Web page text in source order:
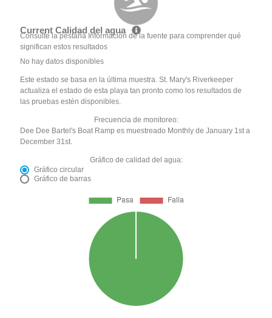
Current Calidad del agua
Consulte la pestaña Información de la fuente para comprender qué
significan estos resultados
No hay datos disponibles
Este estado se basa en la última muestra. St. Mary's Riverkeeper
actualiza el estado de esta playa tan pronto como los resultados de
las pruebas estén disponibles.
Frecuencia de monitoreo:
Dee Dee Bartel's Boat Ramp es muestreado Monthly de January 1st a
December 31st.
Gráfico de calidad del agua:
Gráfico circular
Gráfico de barras